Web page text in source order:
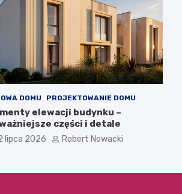
DOMU PROJEKTOWANIE DOMU
elewacji budynku –
części i detale
lipca 2026 Robert Nowacki